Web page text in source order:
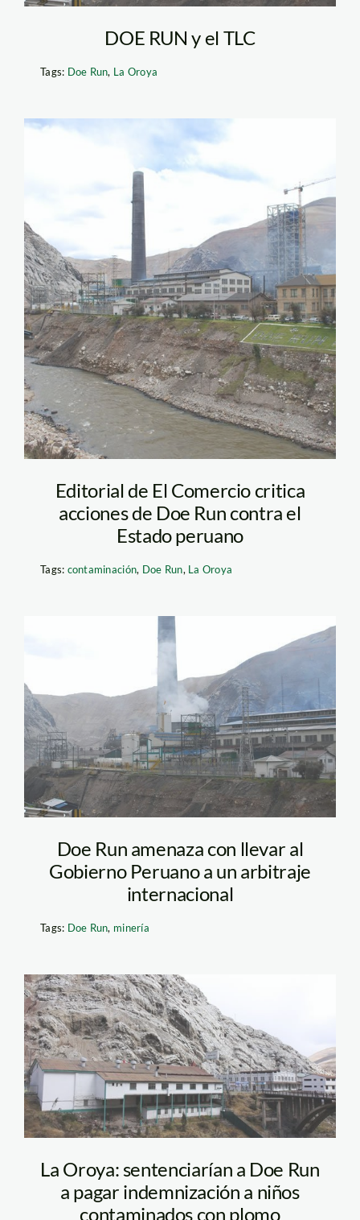
DOE RUN y el TLC
Tags: Doe Run, La Oroya
doe_run_apia1
Editorial de El Comercio critica
acciones de Doe Run contra el
Estado peruano
Tags: contaminación, Doe Run, La Oroya
Doe Run amenaza con llevar al
Gobierno Peruano a un arbitraje
internacional
Tags: Doe Run, minería
doe_run_mem
La Oroya: sentenciarían a Doe Run
a pagar indemnización a niños
contaminados con plomo